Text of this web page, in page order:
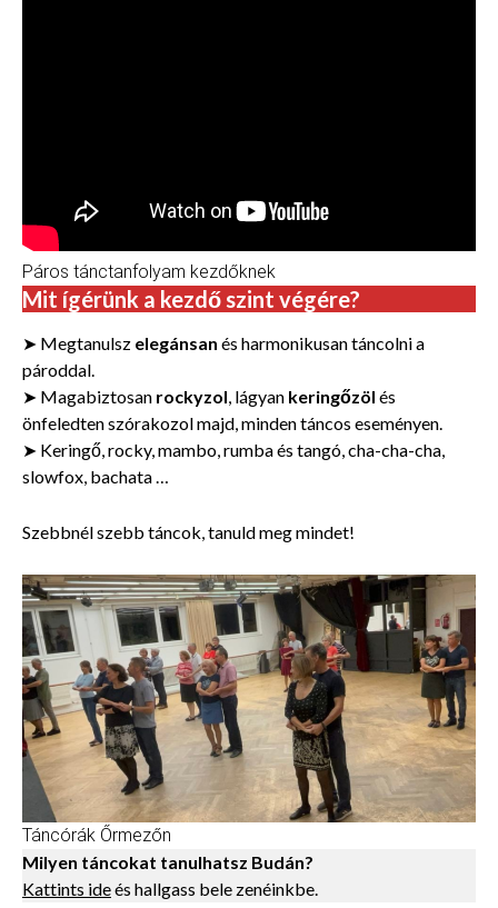
Páros tánctanfolyam kezdőknek
Mit ígérünk a kezdő szint végére?
➤ Megtanulsz elegánsan és harmonikusan táncolni a
pároddal.
➤ Magabiztosan rockyzol , lágyan keringőzöl és
önfeledten szórakozol majd, minden táncos eseményen.
➤ Keringő, rocky, mambo, rumba és tangó, cha-cha-cha,
slowfox, bachata …
Szebbnél szebb táncok, tanuld meg mindet!
Táncórák Őrmezőn
Milyen táncokat tanulhatsz Budán?
Kattints ideés hallgass bele zenéinkbe.